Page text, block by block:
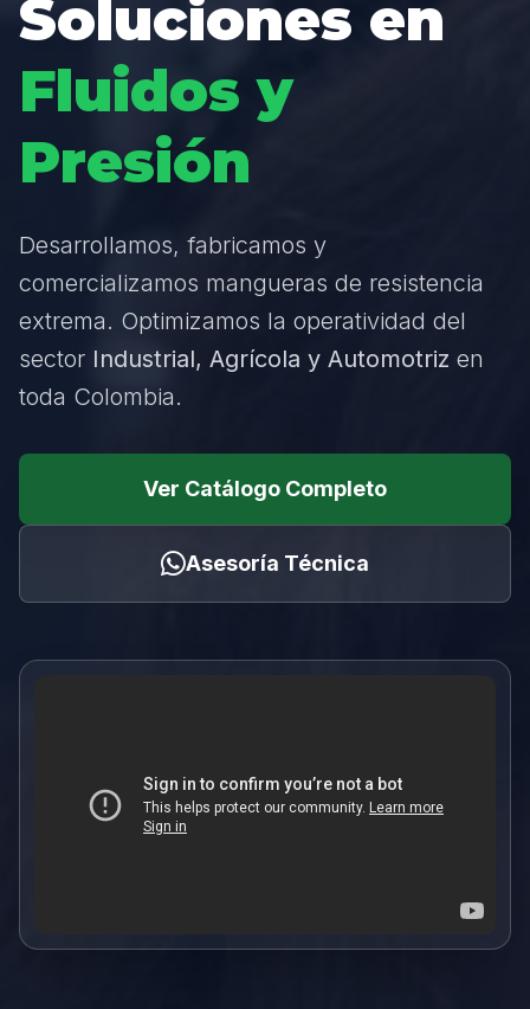
Soluciones en
Fluidos y
Presión
Desarrollamos, fabricamos y
comercializamos mangueras de resistencia
extrema. Optimizamos la operatividad del
sector Industrial, Agrícola y Automotriz en
toda Colombia.
Ver Catálogo Completo
Asesoría Técnica